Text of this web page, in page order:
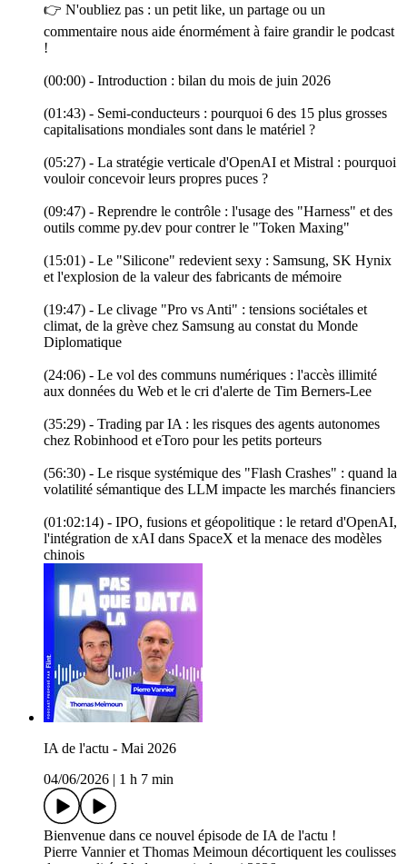
👉 N'oubliez pas : un petit like, un partage ou un
commentaire nous aide énormément à faire grandir le podcast
!
(00:00) - Introduction : bilan du mois de juin 2026
(01:43) - Semi-conducteurs : pourquoi 6 des 15 plus grosses
capitalisations mondiales sont dans le matériel ?
(05:27) - La stratégie verticale d'OpenAI et Mistral : pourquoi
vouloir concevoir leurs propres puces ?
(09:47) - Reprendre le contrôle : l'usage des "Harness" et des
outils comme py.dev pour contrer le "Token Maxing"
(15:01) - Le "Silicone" redevient sexy : Samsung, SK Hynix
et l'explosion de la valeur des fabricants de mémoire
(19:47) - Le clivage "Pro vs Anti" : tensions sociétales et
climat, de la grève chez Samsung au constat du Monde
Diplomatique
(24:06) - Le vol des communs numériques : l'accès illimité
aux données du Web et le cri d'alerte de Tim Berners-Lee
(35:29) - Trading par IA : les risques des agents autonomes
chez Robinhood et eToro pour les petits porteurs
(56:30) - Le risque systémique des "Flash Crashes" : quand la
volatilité sémantique des LLM impacte les marchés financiers
(01:02:14) - IPO, fusions et géopolitique : le retard d'OpenAI,
l'intégration de xAI dans SpaceX et la menace des modèles
chinois
IA de l'actu - Mai 2026
04/06/2026
1 h 7 min
Bienvenue dans ce nouvel épisode de IA de l'actu !
Pierre Vannier et Thomas Meimoun décortiquent les coulisses